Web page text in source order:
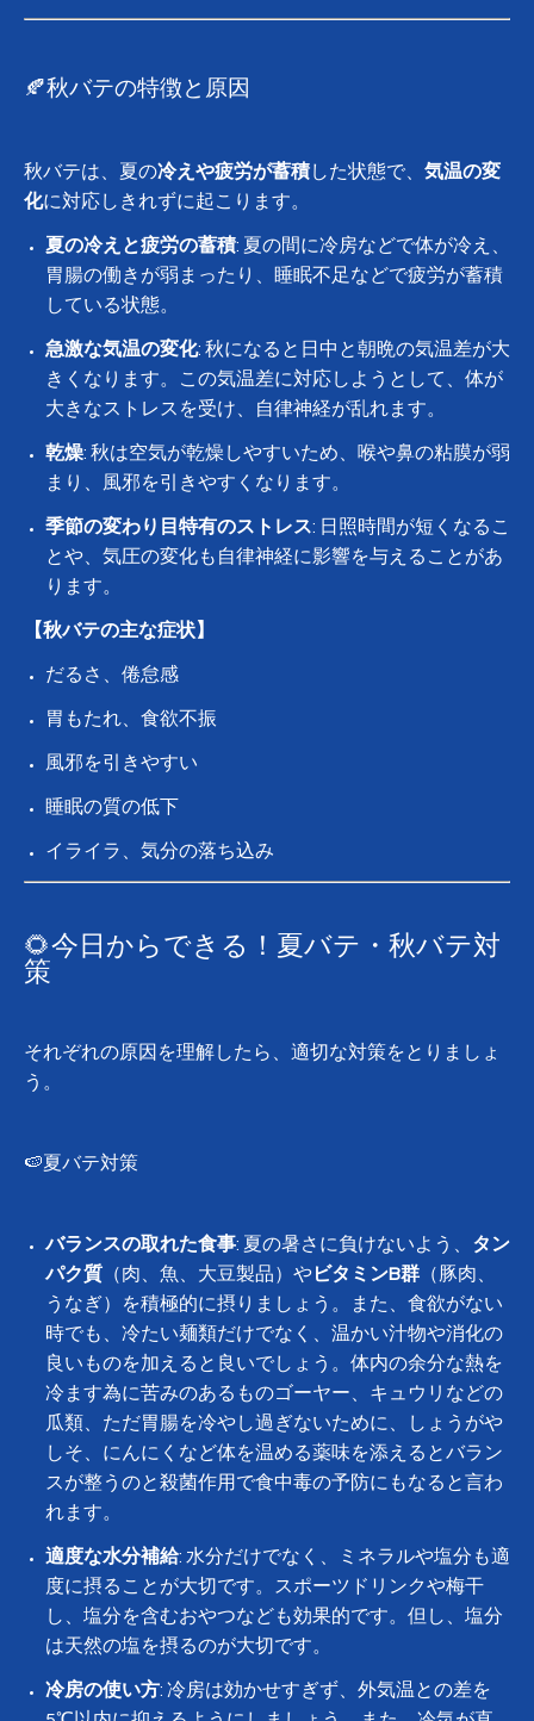
🍂秋バテの特徴と原因
秋バテは、夏の冷えや疲労が蓄積した状態で、 気温の変
化に対応しきれずに起こります。
夏の冷えと疲労の蓄積: 夏の間に冷房などで体が冷え、
胃腸の働きが弱まったり、睡眠不足などで疲労が蓄積
している状態。
急激な気温の変化: 秋になると日中と朝晩の気温差が大
きくなります。この気温差に対応しようとして、体が
大きなストレスを受け、自律神経が乱れます。
乾燥: 秋は空気が乾燥しやすいため、喉や鼻の粘膜が弱
まり、風邪を引きやすくなります。
季節の変わり目特有のストレス: 日照時間が短くなるこ
とや、気圧の変化も自律神経に影響を与えることがあ
ります。
【秋バテの主な症状】
だるさ、倦怠感
胃もたれ、食欲不振
風邪を引きやすい
睡眠の質の低下
イライラ、気分の落ち込み
🌻今日からできる！夏バテ・秋バテ対
策
それぞれの原因を理解したら、適切な対策をとりましょ
う。
🍉夏バテ対策
バランスの取れた食事: 夏の暑さに負けないよう、 タン
パク質 （肉、魚、大豆製品）やビタミンB群 （豚肉、
うなぎ）を積極的に摂りましょう。また、食欲がない
時でも、冷たい麺類だけでなく、温かい汁物や消化の
良いものを加えると良いでしょう。体内の余分な熱を
冷ます為に苦みのあるものゴーヤー、キュウリなどの
瓜類、ただ胃腸を冷やし過ぎないために、しょうがや
しそ、にんにくなど体を温める薬味を添えるとバラン
スが整うのと殺菌作用で食中毒の予防にもなると言わ
れます。
適度な水分補給: 水分だけでなく、ミネラルや塩分も適
度に摂ることが大切です。スポーツドリンクや梅干
し、塩分を含むおやつなども効果的です。但し、塩分
は天然の塩を摂るのが大切です。
冷房の使い方: 冷房は効かせすぎず、外気温との差を